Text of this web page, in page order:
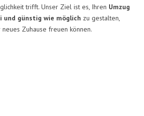
trifft. Unser Ziel ist es, Ihren Umzug
und günstig wie möglich zu gestalten,
Zuhause freuen können.